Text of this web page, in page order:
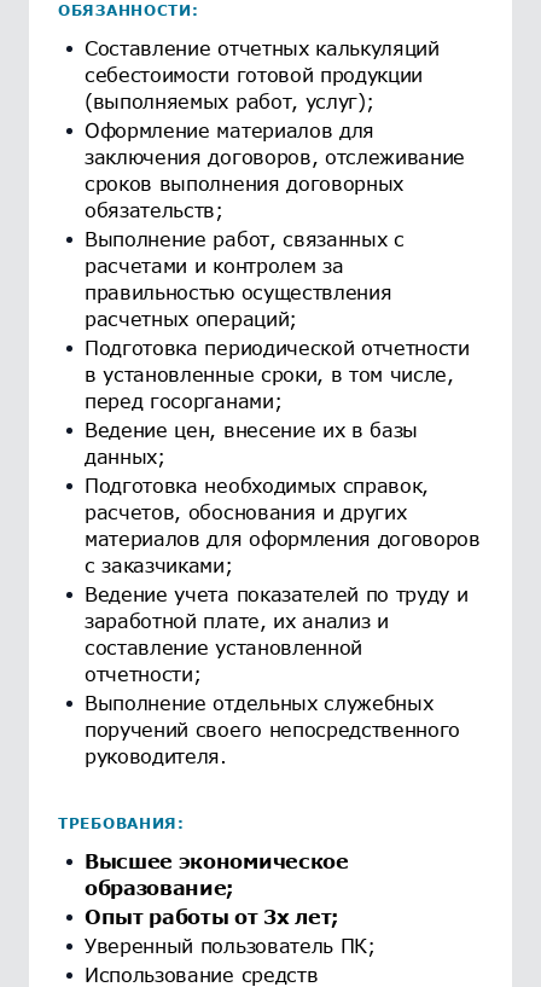
ОБЯЗАННОСТИ:
Составление отчетных калькуляций
себестоимости готовой продукции
(выполняемых работ, услуг);
Оформление материалов для
заключения договоров, отслеживание
сроков выполнения договорных
обязательств;
Выполнение работ, связанных с
расчетами и контролем за
правильностью осуществления
расчетных операций;
Подготовка периодической отчетности
в установленные сроки, в том числе,
перед госорганами;
Ведение цен, внесение их в базы
данных;
Подготовка необходимых справок,
расчетов, обоснования и других
материалов для оформления договоров
с заказчиками;
Ведение учета показателей по труду и
заработной плате, их анализ и
составление установленной
отчетности;
Выполнение отдельных служебных
поручений своего непосредственного
руководителя.
ТРЕБОВАНИЯ:
Высшее экономическое
образование;
Опыт работы от 3х лет;
Уверенный пользователь ПК;
Использование средств